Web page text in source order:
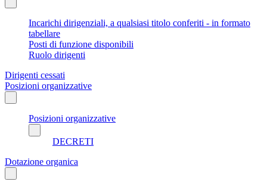
Incarichi dirigenziali, a qualsiasi titolo conferiti - in formato
tabellare
Posti di funzione disponibili
Ruolo dirigenti
Dirigenti cessati
Posizioni organizzative
Posizioni organizzative
DECRETI
Dotazione organica